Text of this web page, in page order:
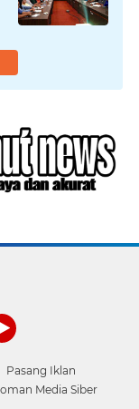
Pasang Iklan
Media Siber